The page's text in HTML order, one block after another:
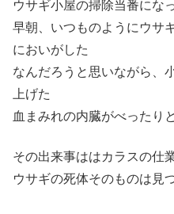
ウサギ小屋の掃除当番にな
早朝、いつものようにウサ
においがした
なんだろうと思いながら、
上げた
血まみれの内臓がべったり
その出来事ははカラスの仕
ウサギの死体そのものは見